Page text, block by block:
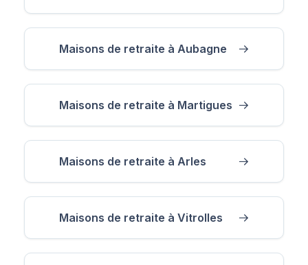
Maisons de retraite à Aubagne
Maisons de retraite à Martigues
Maisons de retraite à Arles
Maisons de retraite à Vitrolles